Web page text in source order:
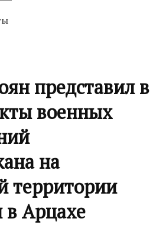
представил в
военных
на
территории
Арцахе